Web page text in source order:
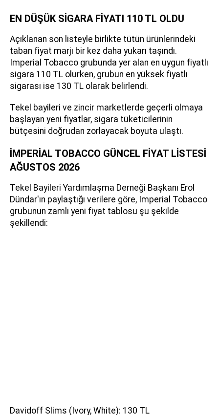
EN DÜŞÜK SİGARA FİYATI 110 TL OLDU
Açıklanan son listeyle birlikte tütün ürünlerindeki
taban fiyat marjı bir kez daha yukarı taşındı.
Imperial Tobacco grubunda yer alan en uygun fiyatlı
sigara 110 TL olurken, grubun en yüksek fiyatlı
sigarası ise 130 TL olarak belirlendi.
Tekel bayileri ve zincir marketlerde geçerli olmaya
başlayan yeni fiyatlar, sigara tüketicilerinin
bütçesini doğrudan zorlayacak boyuta ulaştı.
İMPERİAL TOBACCO GÜNCEL FİYAT LİSTESİ
AĞUSTOS 2026
Tekel Bayileri Yardımlaşma Derneği Başkanı Erol
Dündar'ın paylaştığı verilere göre, Imperial Tobacco
grubunun zamlı yeni fiyat tablosu şu şekilde
şekillendi:
Davidoff Slims (Ivory, White): 130 TL